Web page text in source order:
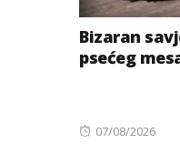
Bizaran
psećeg
Posted
07/08/2026